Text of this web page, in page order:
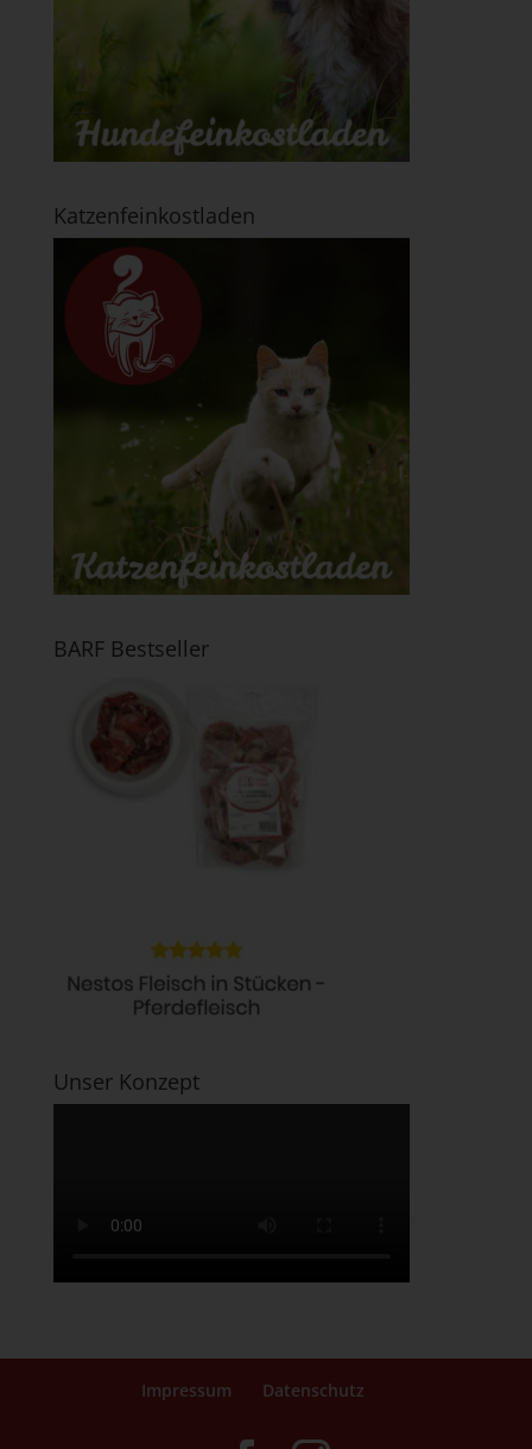
Katzenfeinkostladen
BARF Bestseller
Unser Konzept
Impressum Datenschutz